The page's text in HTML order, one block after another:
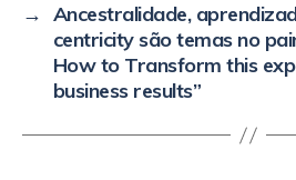
→ Ancestralidade,
centricity são temas no
How to Transform this
business results”